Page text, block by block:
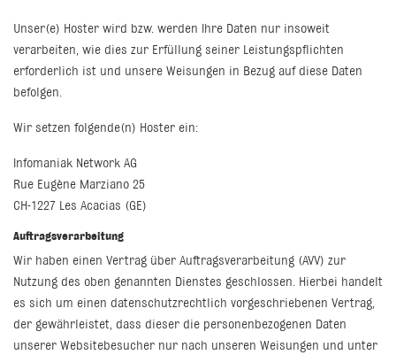
Unser(e) Hoster wird bzw. werden Ihre Daten nur insoweit
verarbeiten, wie dies zur Erfüllung seiner Leistungspflichten
erforderlich ist und unsere Weisungen in Bezug auf diese Daten
befolgen.
Wir setzen folgende(n) Hoster ein:
Infomaniak Network AG
Rue Eugène Marziano 25
CH-1227 Les Acacias (GE)
Auftragsverarbeitung
Wir haben einen Vertrag über Auftragsverarbeitung (AVV) zur
Nutzung des oben genannten Dienstes geschlossen. Hierbei handelt
es sich um einen datenschutzrechtlich vorgeschriebenen Vertrag,
der gewährleistet, dass dieser die personenbezogenen Daten
unserer Websitebesucher nur nach unseren Weisungen und unter